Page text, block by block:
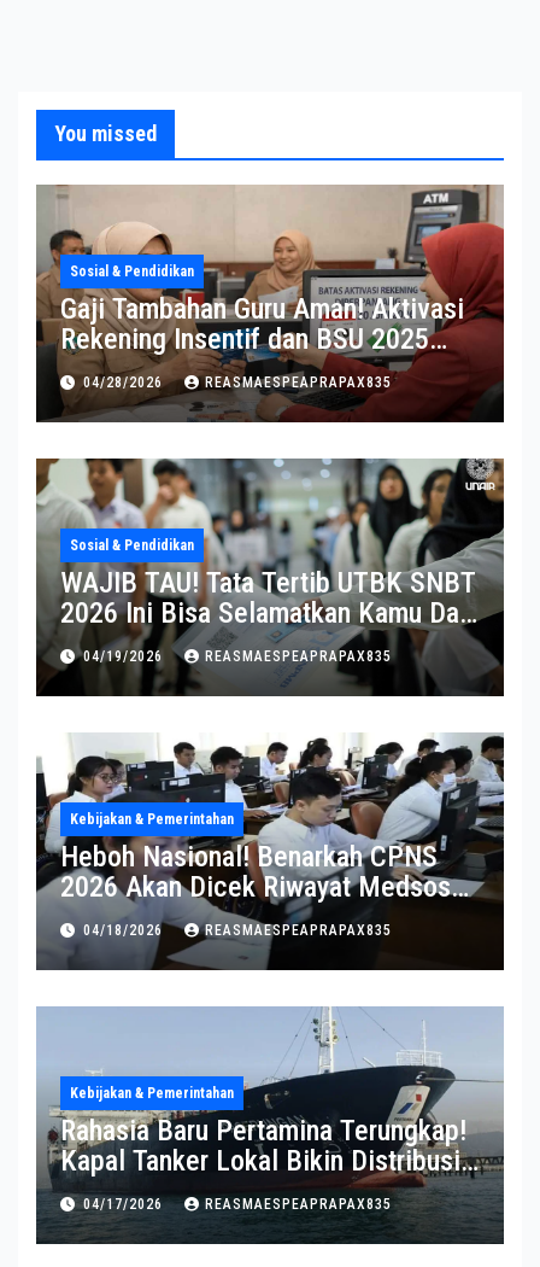
You missed
Sosial & Pendidikan
Gaji Tambahan Guru Aman! Aktivasi
Rekening Insentif dan BSU 2025
Diperpanjang
04/28/2026 REASMAESPEAPRAPAX835
Sosial & Pendidikan
WAJIB TAU! Tata Tertib UTBK SNBT
2026 Ini Bisa Selamatkan Kamu Dari
Diskualifikasi
04/19/2026 REASMAESPEAPRAPAX835
Kebijakan & Pemerintahan
Heboh Nasional! Benarkah CPNS
2026 Akan Dicek Riwayat Medsos?
Pernyataan BKN Bikin Heboh
04/18/2026 REASMAESPEAPRAPAX835
Kebijakan & Pemerintahan
Rahasia Baru Pertamina Terungkap!
Kapal Tanker Lokal Bikin Distribusi
RI Makin Kuat
04/17/2026 REASMAESPEAPRAPAX835